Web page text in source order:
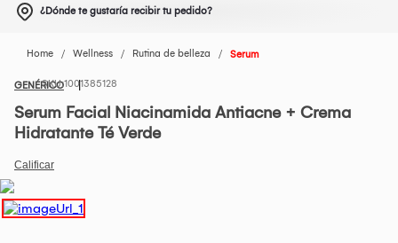
¿Dónde te gustaría recibir tu pedido?
Home Wellness Rutina de belleza Serum
GENÉRICO1001385128
Serum Facial Niacinamida Antiacne + Crema
Hidratante Té Verde